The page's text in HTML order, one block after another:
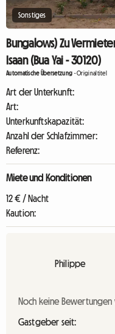
Sonstiges
Bungalows) Zu
Isaan (Bua Yai - 30120)
Automatische Übersetzung -Originaltitel
Art der Unterkunft:
Art:
Unterkunftskapazität:
Anzahl der Schlafzimmer:
Referenz:
Miete und Konditionen
12 € / Nacht
Kaution:
Philippe
Noch keine
Gastgeber seit: